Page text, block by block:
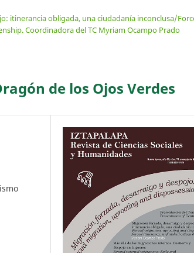
itinerancia obligada, una ciudadanía inconclusa/
Coordinadora del TC Myriam Ocampo Prado
de los Ojos Verdes